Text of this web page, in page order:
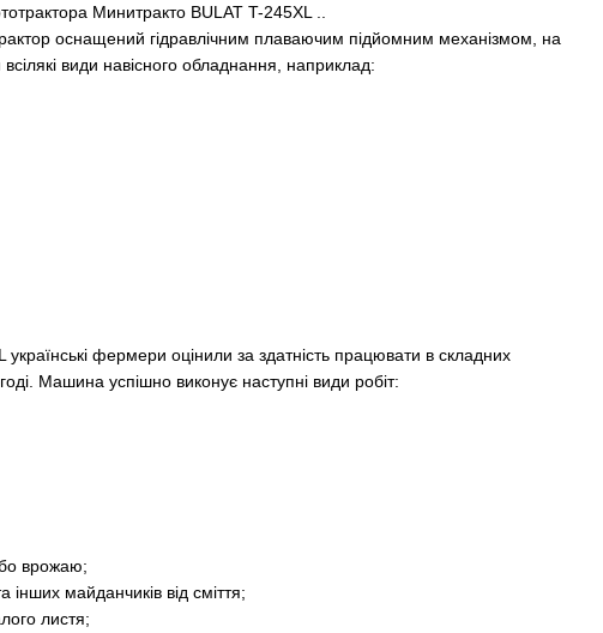
Минитракто BULAT T-245XL ..
оснащений гідравлічним плаваючим підйомним механізмом, на
види навісного обладнання, наприклад:
фермери оцінили за здатність працювати в складних
Машина успішно виконує наступні види робіт:
врожаю;
майданчиків від сміття;
листя;